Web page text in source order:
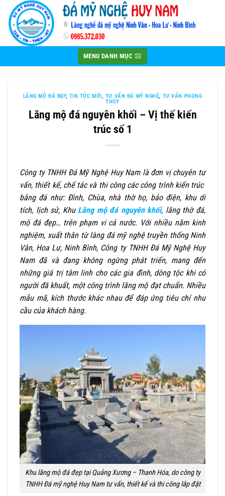
qua
nội
MENU DANH MỤC
LĂNG MỘ ĐÁ ĐẸP, TIN TỨC MỚI, TƯ VẤN ĐÁ MỸ NGHỆ, TƯ VẤN PHONG
THỦY
Lăng mộ đá nguyên khối – Vị thế kiến
trúc số 1
Công ty TNHH Đá Mỹ Nghệ Huy Nam là đơn vị chuyên tư
vấn, thiết kế, chế tác và thi công các công trình kiến trúc
bằng đá như: Đình, Chùa, nhà thờ họ, bảo điện, khu di
tích, lịch sử, Khu Lăng mộ đá nguyên khối, lăng thờ đá,
mộ đá đẹp… trên phạm vi cả nước. Với nhiều năm kinh
nghiệm, xuất thân từ làng đá mỹ nghệ truyền thống Ninh
Vân, Hoa Lư, Ninh Bình, Công ty TNHH Đá Mỹ Nghệ Huy
Nam đã và đang không ngừng phát triển, mang đến
những giá trị tâm linh cho các gia đình, dòng tộc khi có
người đã khuất, một công trình lăng mộ đạt chuẩn. Nhiều
mẫu mã, kích thước khác nhau để đáp ứng tiêu chí nhu
cầu của khách hàng.
Khu lăng mộ đá đẹp tại Quảng Xương – Thanh Hóa, do công ty
TNHH Đá mỹ nghệ Huy Nam tư vấn, thiết kế và thi công lắp đặt